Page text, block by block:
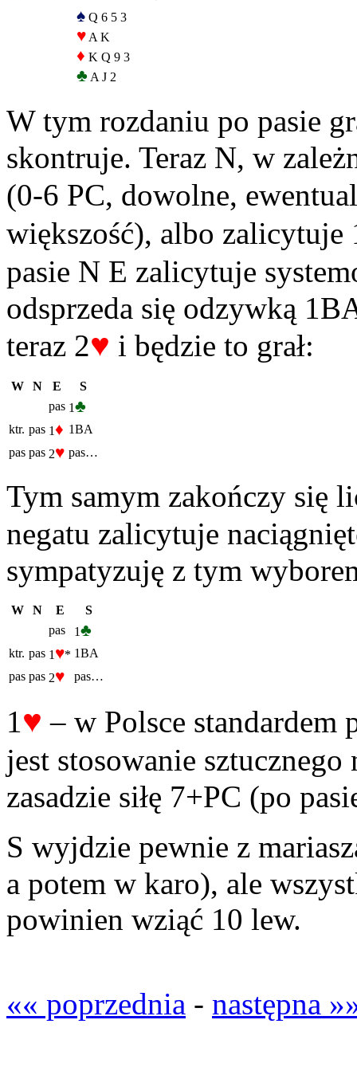
♠ Q 6 5 3
♥ A K
♦ K Q 9 3
♣ A J 2
W tym rozdaniu po pasie
skontruje. Teraz N, w
(0-6 PC, dowolne,
większość), albo zalicytuje
pasie N E zalicytuje
odsprzeda się odzywką
teraz 2♥ i będzie to grał:
W N E
S
pas 1♣
ktr. pas 1♦ 1BA
pas pas 2♥ pas…
Tym samym zakończy się
negatu zalicytuje
sympatyzuję z tym
W N E
S
pas
1♣
ktr. pas 1 ♥* 1BA
pas pas 2♥ pas…
1♥ – w Polsce standardem
jest stosowanie sztucznego
zasadzie siłę 7+PC (po
S wyjdzie pewnie z
a potem w karo), ale
powinien wziąć 10 lew.
«« poprzednia - następna